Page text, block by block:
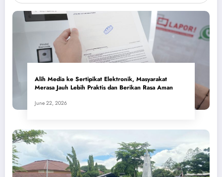
Alih Media ke Sertipikat Elektronik, Masyarakat
Merasa Jauh Lebih Praktis dan Berikan Rasa Aman
June 22, 2026